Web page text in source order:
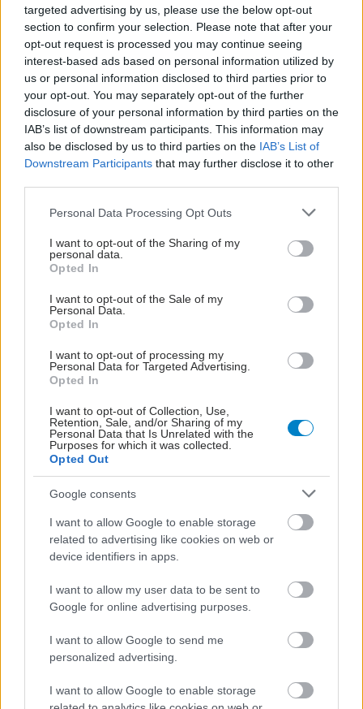
targeted advertising by us, please use the below opt-out
section to confirm your selection. Please note that after your
opt-out request is processed you may continue seeing
interest-based ads based on personal information utilized by
us or personal information disclosed to third parties prior to
your opt-out. You may separately opt-out of the further
disclosure of your personal information by third parties on the
IAB’s list of downstream participants. This information may
also be disclosed by us to third parties on the IAB’s List of
Downstream Participants that may further disclose it to other
Please note that this website/app uses one or more Google
not limited to your visit or usage behaviour. You may click to
grant or deny consent to Google and its third-party tags to
use your data for below specified purposes in below Google
consent section.
Personal Data Processing Opt Outs
I want to opt-out of the Sharing of my
personal data.
Opted In
I want to opt-out of the Sale of my
Personal Data.
Opted In
I want to opt-out of processing my
Personal Data for Targeted Advertising.
Opted In
I want to opt-out of Collection, Use,
Retention, Sale, and/or Sharing of my
Personal Data that Is Unrelated with the
Purposes for which it was collected.
Opted Out
Google consents
I want to allow Google to enable storage
related to advertising like cookies on web or
device identifiers in apps.
I want to allow my user data to be sent to
Google for online advertising purposes.
I want to allow Google to send me
personalized advertising.
I want to allow Google to enable storage
ΣΗΜΕΡΑ ΣΤΟ IATRONET.GR